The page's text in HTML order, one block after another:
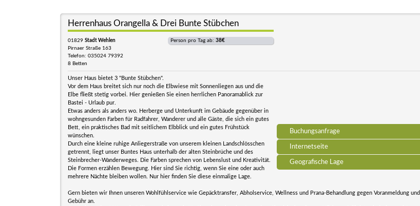
Buchungsanfrage
Internetseite
Geografische Lage
Herrenhaus Orangella & Drei Bunte Stübchen
01829 Stadt Wehlen
Pirnaer Straße 163
Telefon: 035024 79392
8 Betten
Person pro Tag ab: 38€
Unser Haus bietet 3 "Bunte Stübchen".
Vor dem Haus breitet sich nur noch die Elbwiese mit Sonnenliegen aus und die
Elbe fließt stetig vorbei. Hier genießen Sie einen herrlichen Panoramablick zur
Bastei - Urlaub pur.
Etwas anders als anders wo. Herberge und Unterkunft im Gebäude gegenüber in
wohngesunden Farben für Radfahrer, Wanderer und alle Gäste, die sich ein gutes
Bett, ein praktisches Bad mit seitlichem Elbblick und ein gutes Frühstück
wünschen.
Durch eine kleine ruhige Anliegerstraße von unserem kleinen Landschlösschen
getrennt, liegt unser Buntes Haus unterhalb der alten Steinbrüche und des
Steinbrecher-Wanderweges. Die Farben sprechen von Lebenslust und Kreativität.
Die Formen erzählen Bewegung. Hier sind Sie richtig, wenn Sie eine oder auch
mehrere Nächte bleiben wollen. Nur hier finden Sie diese einmalige Lage.
Gern bieten wir Ihnen unseren Wohlfühlservice wie Gepäcktransfer, Abholservice, Wellness und Prana-Behandlung gegen Voranmeldung und
Gebühr an.